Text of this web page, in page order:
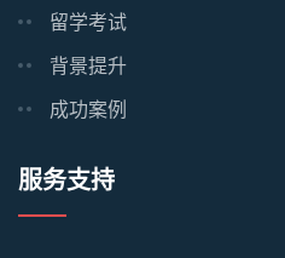
留学考试
背景提升
成功案例
服务支持